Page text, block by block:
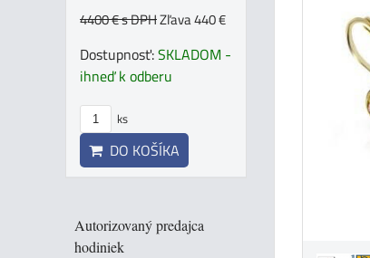
4400 €s DPHZľava 440 €
Dostupnosť:SKLADOM -
ihneď k odberu
ks
DO KOŠÍKA
Autorizovaný predajca
hodiniek